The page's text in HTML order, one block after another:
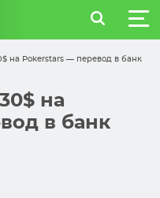
на Pokerstars — перевод в банк
на
в банк